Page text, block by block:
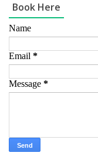
Book Here
Name
Email *
Message *